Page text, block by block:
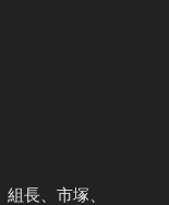
長、市塚、